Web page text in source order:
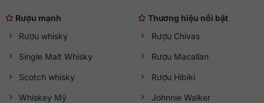
Giờ hoạt động
Rượu mạnh
Rượu whisky
Single Malt Whisky
Scotch whisky
Whiskey Mỹ
Thương hiệu nổi bật
Rượu Chivas
Rượu Macallan
Rượu Hibiki
Johnnie Walker